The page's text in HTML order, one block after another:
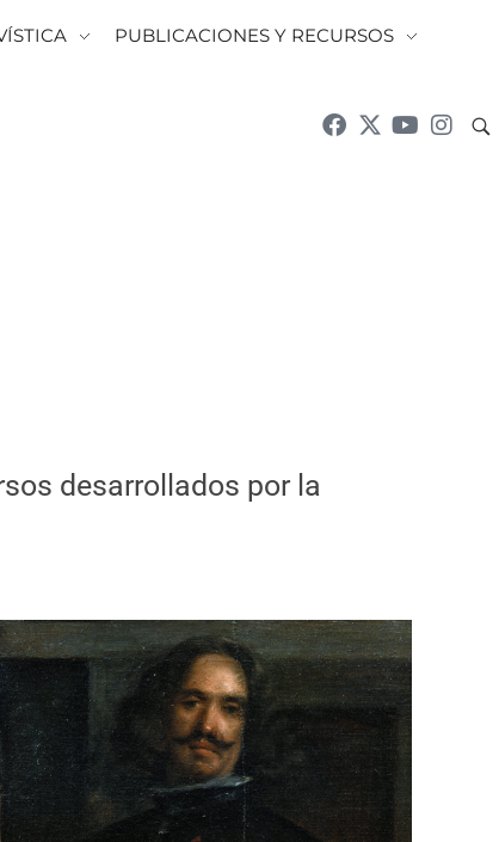
PUBLICACIONES Y RECURSOS
desarrollados por la